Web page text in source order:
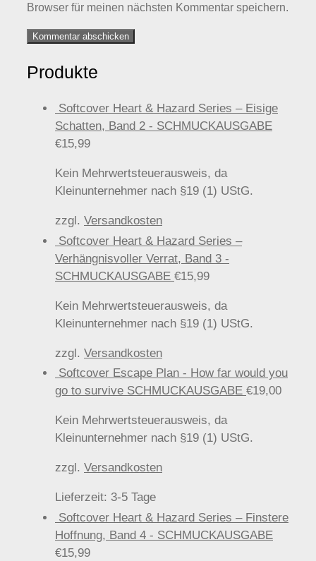
Browser für meinen nächsten Kommentar speichern.
Produkte
Softcover Heart & Hazard Series – Eisige
Schatten, Band 2 - SCHMUCKAUSGABE
€15,99
Kein Mehrwertsteuerausweis, da
Kleinunternehmer nach §19 (1) UStG.
zzgl. Versandkosten
Softcover Heart & Hazard Series –
Verhängnisvoller Verrat, Band 3 -
SCHMUCKAUSGABE €15,99
Kein Mehrwertsteuerausweis, da
Kleinunternehmer nach §19 (1) UStG.
zzgl. Versandkosten
Softcover Escape Plan - How far would you
go to survive SCHMUCKAUSGABE €19,00
Kein Mehrwertsteuerausweis, da
Kleinunternehmer nach §19 (1) UStG.
zzgl. Versandkosten
Lieferzeit: 3-5 Tage
Softcover Heart & Hazard Series – Finstere
Hoffnung, Band 4 - SCHMUCKAUSGABE
€15,99